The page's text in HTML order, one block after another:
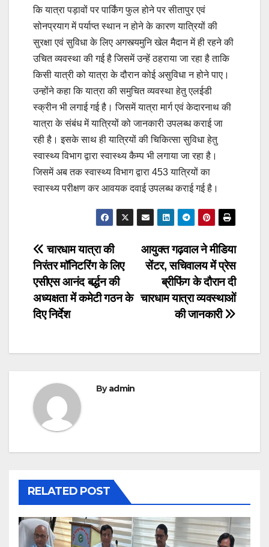
कि यात्रा पड़ावों पर पार्किंग फुल होने पर सीतापुर एवं
सोनप्रयाग में पर्याप्त स्थान न होने के कारण यात्रियों की
सुरक्षा एवं सुविधा के लिए अगस्त्यमुनि खेल मैदान में ही रहने की
उचित व्यवस्था की गई है जिसमें उन्हें ठहराया जा रहा है ताकि
किसी यात्री को यात्रा के दौरान कोई असुविधा न होने पाए।
उन्होंने कहा कि यात्रा की समुचित व्यवस्था हेतु एलईडी
स्क्रीन भी लगाई गई है। जिसमें यात्रा मार्ग एवं केदारनाथ की
यात्रा के संबंध में यात्रियों को जानकारी उपलब्ध कराई जा
रही है। इसके साथ ही यात्रियों की चिकित्सा सुविधा हेतु
स्वास्थ्य विभाग द्वारा स्वास्थ्य कैम्प भी लगाया जा रहा है।
जिसमें अब तक स्वास्थ्य विभाग द्वारा 453 यात्रियों का
स्वास्थ्य परीक्षण कर आवयक दवाई उपलब्ध कराई गई है।
Post
navigation
आयुक्त गढ़वाल ने मीडिया
सेंटर, सचिवालय में प्रेस
ब्रीफिंग के दौरान दी
चारधाम यात्रा व्यवस्थाओं
की जानकारी
चारधाम यात्रा की
निरंतर मॉनिटरिंग के लिए
एसीएस आनंद बर्द्धन की
अध्यक्षता में कमेटी गठन के
दिए निर्देश
Byadmin
RELATED POST